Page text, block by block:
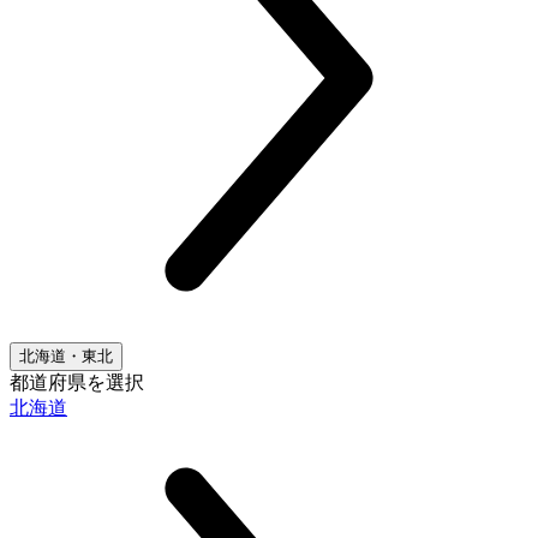
北海道・東北
都道府県を選択
北海道